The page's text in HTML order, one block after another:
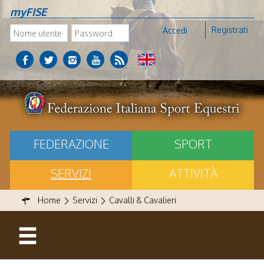
myFISE
Accedi Registrati
FEDERAZIONE
SPORT
SERVIZI
ATTIVITÀ
Home Servizi Cavalli & Cavalieri